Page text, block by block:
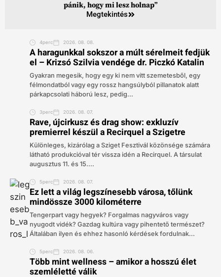
pánik, hogy mi lesz holnap”
Megtekintés
4perc 2026. 08. 08.
A haragunkkal sokszor a múlt sérelmeit fedjük
el – Krizsó Szilvia vendége dr. Piczkó Katalin
Gyakran megesik, hogy egy ki nem vitt szemetesből, egy
félmondatból vagy egy rossz hangsúlyból pillanatok alatt
párkapcsolati háború lesz, pedig...
3perc 2026. 08. 07.
Rave, újcirkusz és drag show: exkluzív
premierrel készül a Recirquel a Szigetre
Különleges, kizárólag a Sziget Fesztivál közönsége számára
látható produkcióval tér vissza idén a Recirquel. A társulat
augusztus 11. és 15....
5perc 2026. 08. 07.
Ez lett a világ legszínesebb városa, tőlünk
mindössze 3000 kilométerre
Tengerpart vagy hegyek? Forgalmas nagyváros vagy
nyugodt vidék? Gazdag kultúra vagy pihentető természet?
Általában ilyen és ehhez hasonló kérdések fordulnak...
5perc 2026. 08. 06.
Több mint wellness – amikor a hosszú élet
szemléletté válik